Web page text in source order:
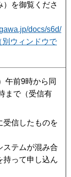
）を御覧くださ
docs/s6d/
別ウィンドウで
午前9時から同
まで（受信有
信したものを
テムが混み合
持って申し込ん